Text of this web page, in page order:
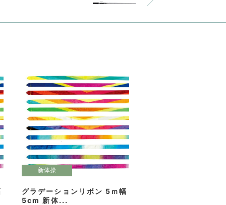
新体操
グラデーションリボン 5ｍ幅
5cm 新体...